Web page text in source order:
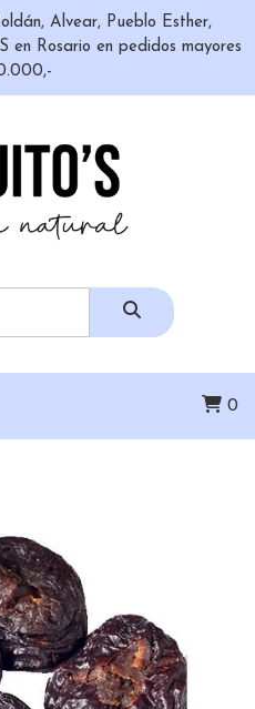
Alvear, Pueblo Esther,
en Rosario en pedidos mayores
0